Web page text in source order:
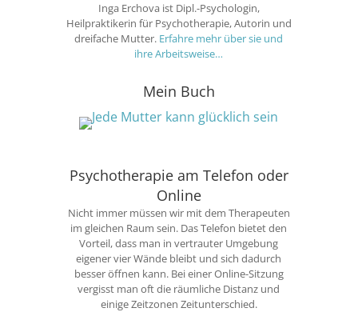
Inga Erchova ist Dipl.-Psychologin,
Heilpraktikerin für Psychotherapie, Autorin und
dreifache Mutter. Erfahre mehr über sie und
ihre Arbeitsweise…
Mein Buch
Psychotherapie am Telefon oder
Online
Nicht immer müssen wir mit dem Therapeuten
im gleichen Raum sein. Das Telefon bietet den
Vorteil, dass man in vertrauter Umgebung
eigener vier Wände bleibt und sich dadurch
besser öffnen kann. Bei einer Online-Sitzung
vergisst man oft die räumliche Distanz und
einige Zeitzonen Zeitunterschied.